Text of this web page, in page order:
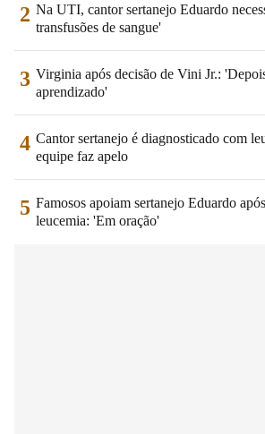
2 Na UTI, cantor sertanejo Eduardo
transfusões de sangue'
3 Virginia após decisão de Vini Jr.:
aprendizado'
4 Cantor sertanejo é diagnosticado com
equipe faz apelo
5 Famosos apoiam sertanejo Eduardo
leucemia: 'Em oração'